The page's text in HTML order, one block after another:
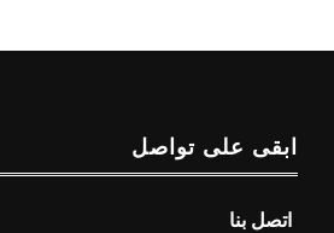
ابقى على تواصل
اتصل بنا